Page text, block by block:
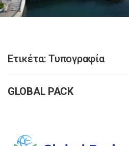
Ετικέτα:Τυπογραφία
GLOBAL PACK